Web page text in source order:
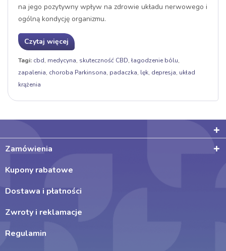
na jego pozytywny wpływ na zdrowie układu nerwowego i
ogólną kondycję organizmu.
Czytaj więcej
Tagi: cbd, medycyna, skuteczność CBD, łagodzenie bólu,
zapalenia, choroba Parkinsona, padaczka, lęk, depresja, układ
krążenia
Zamówienia
Kupony rabatowe
Dostawa i płatności
Zwroty i reklamacje
Regulamin